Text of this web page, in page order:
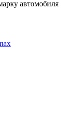
автомобиля